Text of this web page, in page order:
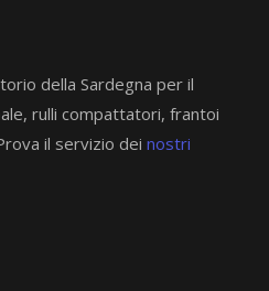
della Sardegna per il
rulli compattatori, frantoi
il servizio dei nostri